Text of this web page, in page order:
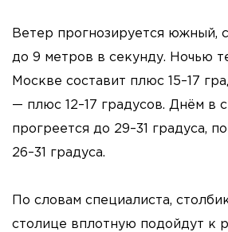
Ветер прогнозируется южный,
до 9 метров в секунду. Ночью
Москве составит плюс 15–17
— плюс 12–17 градусов. Днём в
прогреется до 29–31 градуса,
26–31 градуса.
По словам специалиста,
столице вплотную подойдут к